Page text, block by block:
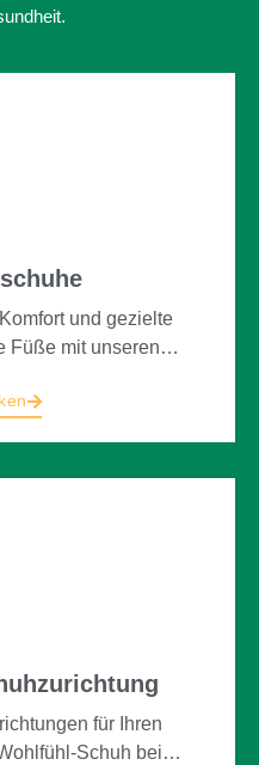
und gezielte
Füße mit unseren
Wohlbefinden bei
für Ihren
Schuh bei